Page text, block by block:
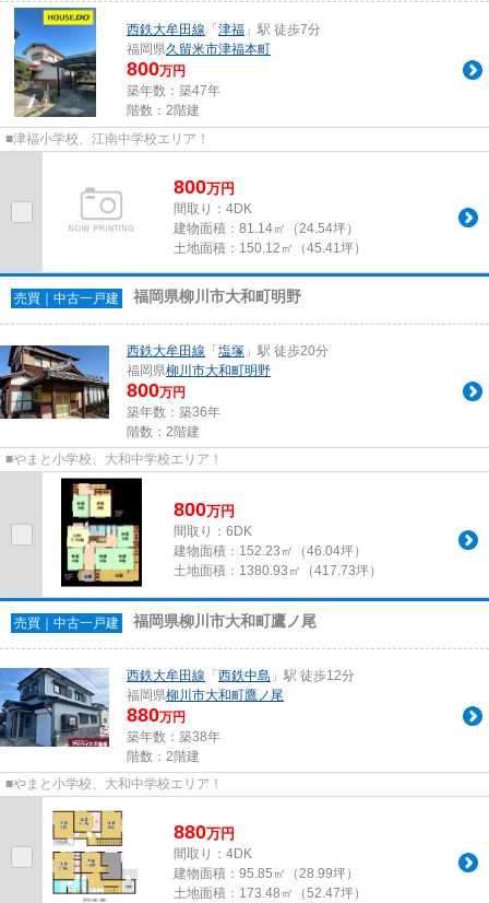
西鉄大牟田線 「 津福 」駅 徒歩7分
福岡県久留米市津福本町
800万円
築年数：築47年
階数：2階建
■津福小学校、江南中学校エリア！
800万円
間取り：4DK
建物面積： 81.14㎡（24.54坪）
土地面積： 150.12㎡（45.41坪）
売買｜中古一戸建 福岡県柳川市大和町明野
西鉄大牟田線 「 塩塚 」駅 徒歩20分
福岡県柳川市大和町明野
800万円
築年数：築36年
階数：2階建
■やまと小学校、大和中学校エリア！
800万円
間取り：6DK
建物面積： 152.23㎡（46.04坪）
土地面積： 1380.93㎡（417.73坪）
売買｜中古一戸建 福岡県柳川市大和町鷹ノ尾
西鉄大牟田線 「 西鉄中島 」駅 徒歩12分
福岡県柳川市大和町鷹ノ尾
880万円
築年数：築38年
階数：2階建
■やまと小学校、大和中学校エリア！
880万円
間取り：4DK
建物面積： 95.85㎡（28.99坪）
土地面積： 173.48㎡（52.47坪）